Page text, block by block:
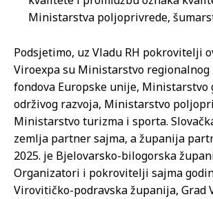
Ministarstva poljoprivrede,
Podsjetimo, uz Vladu RH pokrovitelji
Viroexpa su Ministarstvo regionalnog
fondova Europske unije, Ministarstvo
održivog razvoja, Ministarstvo
Ministarstvo turizma i sporta.
zemlja partner sajma, a županija
2025. je Bjelovarsko-bilogorska
Organizatori i pokrovitelji sajma
Virovitičko-podravska županija, Grad